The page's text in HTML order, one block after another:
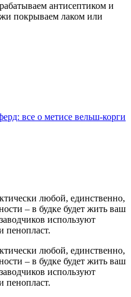
антисептиком и
покрываем лаком или
все о метисе вельш-корги
любой, единственно,
– в будке будет жить ваш
используют
пенопласт.
любой, единственно,
– в будке будет жить ваш
используют
пенопласт.